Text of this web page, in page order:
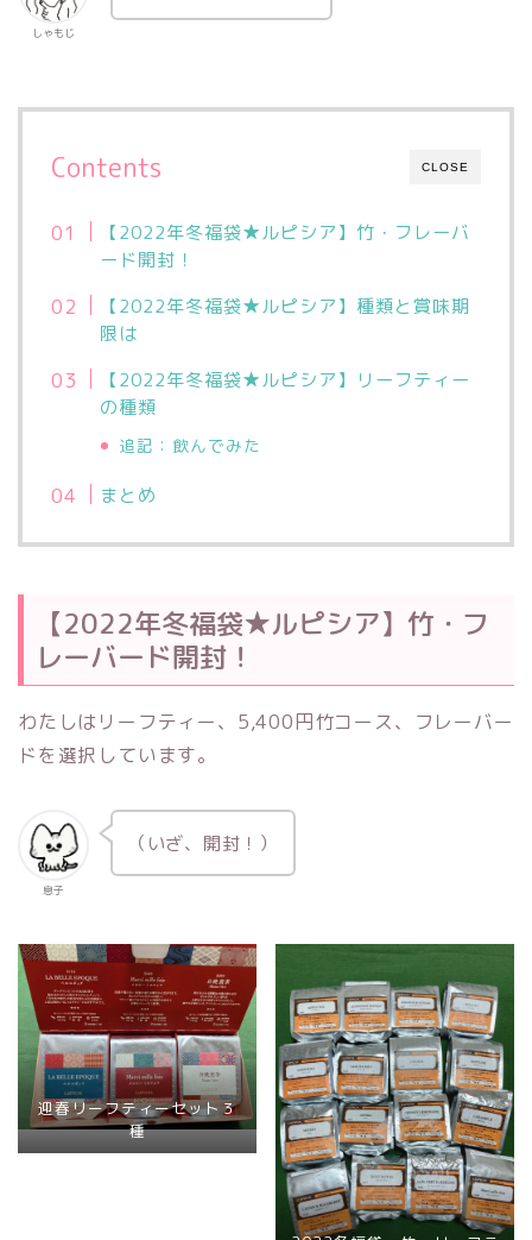
しゃもじ
CLOSE
Contents
【2022年冬福袋★ルピシア】竹・フレーバ
ード開封！
【2022年冬福袋★ルピシア】種類と賞味期
限は
【2022年冬福袋★ルピシア】リーフティー
の種類
追記：飲んでみた
まとめ
【2022年冬福袋★ルピシア】竹・フ
レーバード開封！
わたしはリーフティー、5,400円竹コース、フレーバー
ドを選択しています。
息子
（いざ、開封！）
迎春リーフティーセット３
種